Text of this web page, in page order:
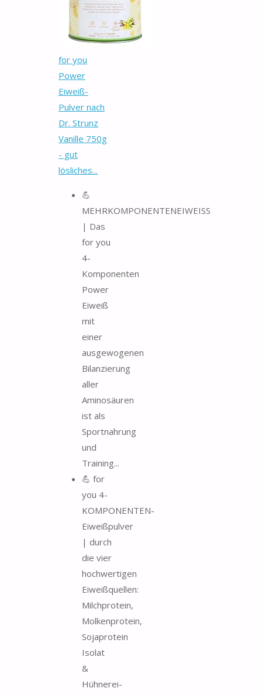
for you
Power
Eiweiß-
Pulver nach
Dr. Strunz
Vanille 750g
- gut
lösliches...
💪
MEHRKOMPONENTENEIWEISS
| Das
for you
4-
Komponenten
Power
Eiweiß
mit
einer
ausgewogenen
Bilanzierung
aller
Aminosäuren
ist als
Sportnahrung
und
Training...
💪 for
you 4-
KOMPONENTEN-
Eiweißpulver
| durch
die vier
hochwertigen
Eiweißquellen:
Milchprotein,
Molkenprotein,
Sojaprotein
Isolat
&
Hühnerei-